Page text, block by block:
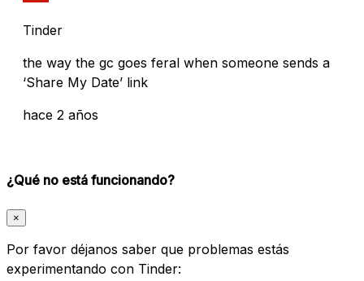
Tinder
the way the gc goes feral when someone sends a
‘Share My Date’ link
hace 2 años
¿Qué no está funcionando?
×
Por favor déjanos saber que problemas estás
experimentando con Tinder: